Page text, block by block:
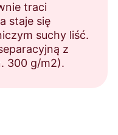
traci
staje się
suchy liść.
z
300 g/m2).